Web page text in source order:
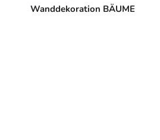
Wanddekoration BÄUME